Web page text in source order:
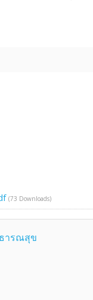
(73 Downloads)
ารณสุข